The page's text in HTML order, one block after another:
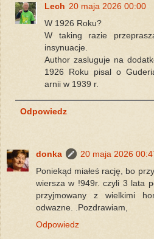
Lech 20 maja 2026 00:00
W 1926 Roku?
W taking razie
insynuacje.
Author zasluguje na
1926 Roku pisal o
arnii w 1939 r.
Odpowiedz
donka
20 maja 2026
Poniekąd miałeś rację, bo
wiersza w !949r. czyli 3 lata
przyjmowany z wielkimi
odwazne. .Pozdrawiam,
Odpowiedz